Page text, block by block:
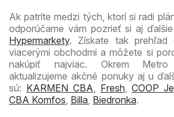
Ak patríte medzi tých, ktorí si radi
odporúčame vám pozrieť si aj
Hypermarkety. Získate tak prehľad
viacerými obchodmi a môžete si
nakúpiť najviac. Okrem
aktualizujeme akčné ponuky aj u
sú: KARMEN CBA, Fresh,COOP
CBA Komfos, Billa, Biedronka.